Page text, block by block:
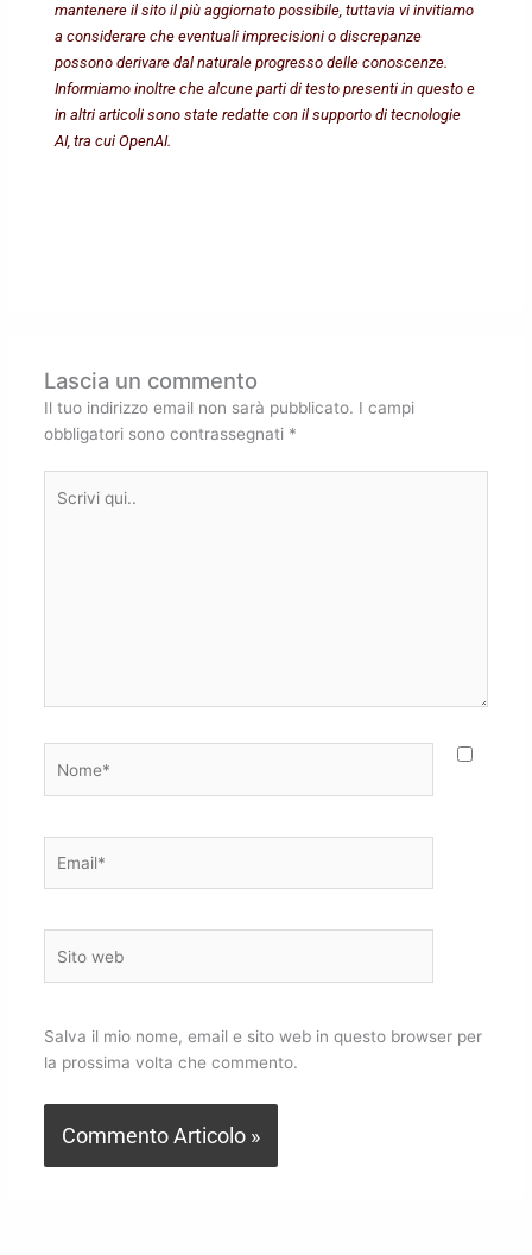
mantenere il sito il più aggiornato possibile, tuttavia vi invitiamo
a considerare che eventuali imprecisioni o discrepanze
possono derivare dal naturale progresso delle conoscenze.
Informiamo inoltre che alcune parti di testo presenti in questo e
in altri articoli sono state redatte con il supporto di tecnologie
AI, tra cui OpenAI.
Lascia un commento
Il tuo indirizzo email non sarà pubblicato. I campi
obbligatori sono contrassegnati *
qui..
web
Salva il mio nome, email e sito web in questo browser per
la prossima volta che commento.